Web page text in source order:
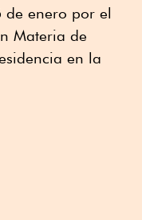
de enero por el
Materia de
en la